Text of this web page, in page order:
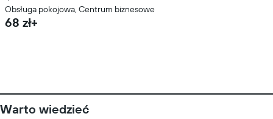
Obsługa pokojowa, Centrum biznesowe
68 zł+
Warto wiedzieć